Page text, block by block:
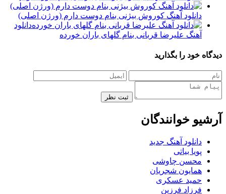
دانلود آهنگ کوروش بیژنی بنام دوست دارم (ورژن اصلی)
دانلود
آهنگ علیرضا قربانی بنام گلهای باران خورده
خود را بگذارید
ثبت نظر
خوانندگان
دانلود آهنگ جدید
پویا بیاتی
محسن چاوشی
همایون شجریان
حمید عسکری
فرزاد فرزین